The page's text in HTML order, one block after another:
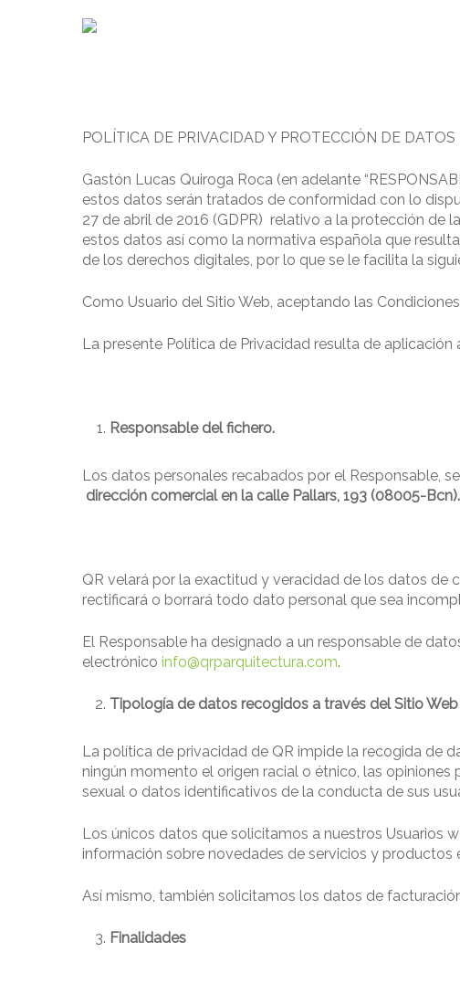
POLÍTICA DE PRIVACIDAD Y PROTECCIÓN DE DATOS
Gastón Lucas Quiroga Roca (en adelante
estos datos serán tratados de conformidad con lo
27 de abril de 2016 (GDPR) relativo a la protección de
estos datos así como la normativa española que
de los derechos digitales, por lo que se le facilita la
Como Usuario del Sitio Web, aceptando las
La presente Política de Privacidad resulta de
Responsable del fichero.
Los datos personales recabados por el Responsable,
dirección comercial en la calle Pallars, 193 (08005-Bcn).
QR velará por la exactitud y veracidad de los datos de
rectificará o borrará todo dato personal que sea
El Responsable ha designado a un responsable de
electrónico info@qrparquitectura.com.
Tipología de datos recogidos a través del Sitio Web
La política de privacidad de QR impide la recogida de
ningún momento el origen racial o étnico, las
sexual o datos identificativos de la conducta de sus
Los únicos datos que solicitamos a nuestros Usuarios
información sobre novedades de servicios y productos
Así mismo, también solicitamos los datos de
Finalidades